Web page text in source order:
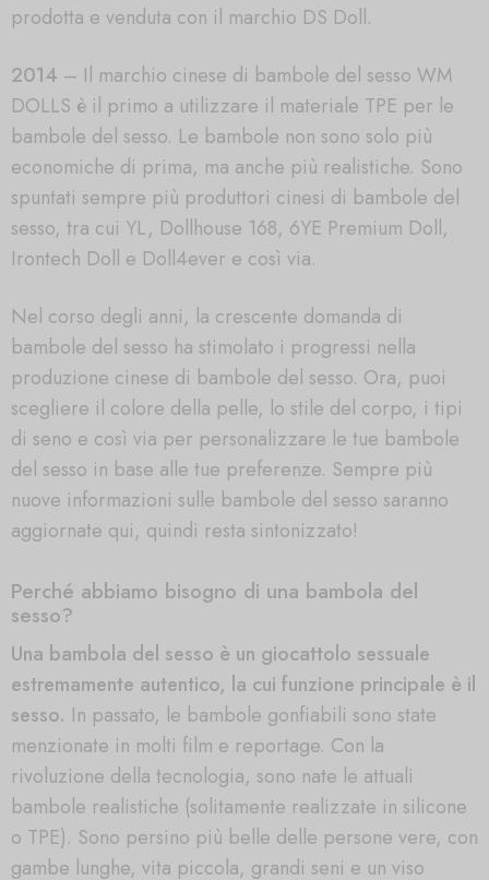
prodotta e venduta con il marchio DS Doll.
2014 – Il marchio cinese di bambole del sesso WM
DOLLS è il primo a utilizzare il materiale TPE per le
bambole del sesso. Le bambole non sono solo più
economiche di prima, ma anche più realistiche. Sono
spuntati sempre più produttori cinesi di bambole del
sesso, tra cui YL, Dollhouse 168, 6YE Premium Doll,
Irontech Doll e Doll4ever e così via.
Nel corso degli anni, la crescente domanda di
bambole del sesso ha stimolato i progressi nella
produzione cinese di bambole del sesso. Ora, puoi
scegliere il colore della pelle, lo stile del corpo, i tipi
di seno e così via per personalizzare le tue bambole
del sesso in base alle tue preferenze. Sempre più
nuove informazioni sulle bambole del sesso saranno
aggiornate qui, quindi resta sintonizzato!
Perché abbiamo bisogno di una bambola del
sesso?
Una bambola del sesso è un giocattolo sessuale
estremamente autentico, la cui funzione principale è il
sesso. In passato, le bambole gonfiabili sono state
menzionate in molti film e reportage. Con la
rivoluzione della tecnologia, sono nate le attuali
bambole realistiche (solitamente realizzate in silicone
o TPE). Sono persino più belle delle persone vere, con
gambe lunghe, vita piccola, grandi seni e un viso